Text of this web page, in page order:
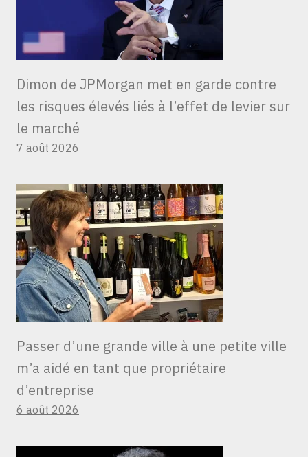
Dimon de JPMorgan met en garde contre
les risques élevés liés à l’effet de levier sur
le marché
7 août 2026
Passer d’une grande ville à une petite ville
m’a aidé en tant que propriétaire
d’entreprise
6 août 2026